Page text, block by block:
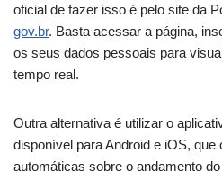
oficial de fazer isso é pelo site da
gov.br. Basta acessar a página,
os seus dados pessoais para
tempo real.
Outra alternativa é utilizar o
disponível para Android e iOS, que
automáticas sobre o andamento